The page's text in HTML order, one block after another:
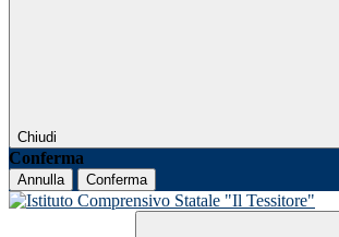
Chiudi
Conferma
Annulla Conferma